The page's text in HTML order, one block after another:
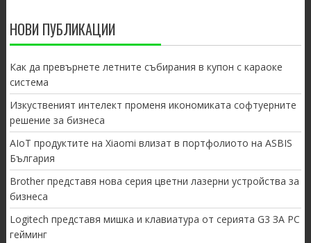
НОВИ ПУБЛИКАЦИИ
Как да превърнете летните събирания в купон с караоке
система
Изкуственият интелект променя икономиката софтуерните
решение за бизнеса
AIoT продуктите на Xiaomi влизат в портфолиото на ASBIS
България
Brother представя нова серия цветни лазерни устройства за
бизнеса
Logitech представя мишка и клавиатура от серията G3 ЗА PC
гейминг